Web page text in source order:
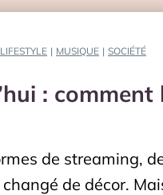
LIFESTYLE | MUSIQUE | SOCIÉTÉ
:
de streaming,
de décor.